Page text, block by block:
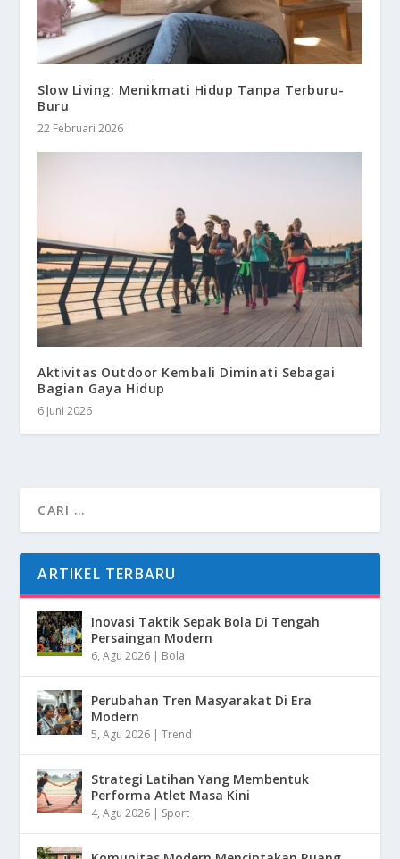
Slow Living: Menikmati Hidup Tanpa Terburu-
Buru
22 Februari 2026
Aktivitas Outdoor Kembali Diminati Sebagai
Bagian Gaya Hidup
6 Juni 2026
ARTIKEL TERBARU
Inovasi Taktik Sepak Bola Di Tengah
Persaingan Modern
6, Agu 2026 | Bola
Perubahan Tren Masyarakat Di Era
Modern
5, Agu 2026 |Trend
Strategi Latihan Yang Membentuk
Performa Atlet Masa Kini
4, Agu 2026 | Sport